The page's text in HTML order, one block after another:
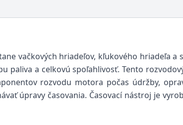
vačkových hriadeľov, kľukového hriadeľa a
paliva a celkovú spoľahlivosť. Tento
rozvodu motora počas údržby,
úpravy časovania. Časovací nástroj je